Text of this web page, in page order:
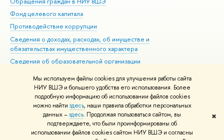
Мы используем файлы cookies для улучшения работы сайта
НИУ ВШЭ и большего удобства его использования. Более
подробную информацию об использовании файлов cookies
можно найти здесь, наши правила обработки персональных
данных –здесь. Продолжая пользоваться сайтом, вы
подтверждаете, что были проинформированы об
использовании файлов cookies сайтом НИУ ВШЭ и согласны
✖
Фонд целевого капитала
Противодействие коррупции
Сведения о доходах, расходах, об имуществе и
обязательствах имущественного характера
Сведения об образовательной организации
Людям с ограниченными возможностями здоровья
Единая платежная страница
Работа в Вышке
© НИУ ВШЭ 1993–2026 Адреса и контакты Условия использования